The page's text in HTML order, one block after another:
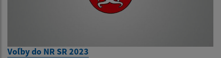
Voľby do NR SR 2023